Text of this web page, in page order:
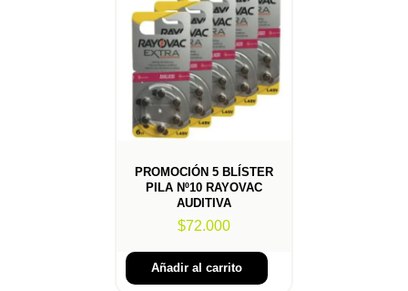
PROMOCIÓN 5 BLÍSTER
PILA Nº10 RAYOVAC
AUDITIVA
$72.000
Añadir al carrito